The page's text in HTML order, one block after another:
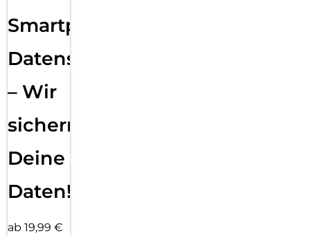
Smartphone
Datensicherung
– Wir
sichern
Deine
Daten!
ab 19,99 €